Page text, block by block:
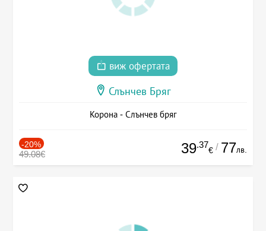
виж офертата
Слънчев Бряг
Корона - Слънчев бряг
-20%
49.08€ 39.37
€ / 77лв.